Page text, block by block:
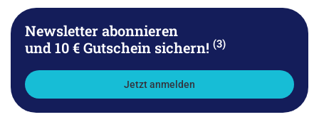
Newsletter abonnieren
und 10 € Gutschein sichern! (3)
Jetzt anmelden